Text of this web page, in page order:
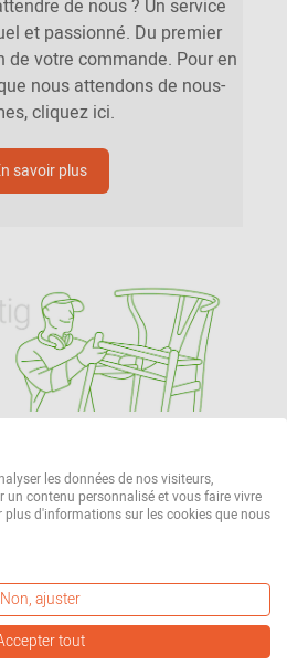
de nous ? Un service
et passionné. Du premier
votre commande. Pour en
nous attendons de nous-
cliquez ici.
savoir plus
de conception :
équitable.
professionnel pour le
équitables. Tout pour un
et intemporel qui vous
toute votre vie.
les données de nos visiteurs,
un contenu personnalisé et vous faire vivre
plus d'informations sur les cookies que nous
Non, ajuster
tout